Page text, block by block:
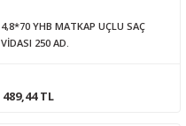
4,8*70 YHB MATKAP UÇLU SAÇ
VİDASI 250 AD.
489,44 TL